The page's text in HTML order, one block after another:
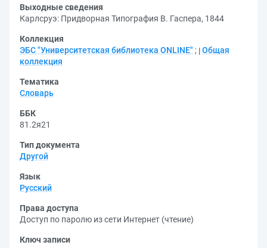
Выходные сведения
Карлсруэ: Придворная Типография В. Гаспера, 1844
Коллекция
ЭБС "Университетская библиотека ONLINE" ; Общая
коллекция
Тематика
Словарь
ББК
81.2я21
Тип документа
Другой
Язык
Русский
Права доступа
Доступ по паролю из сети Интернет (чтение)
Ключ записи